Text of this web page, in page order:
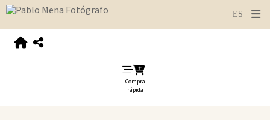
Compra
rápida